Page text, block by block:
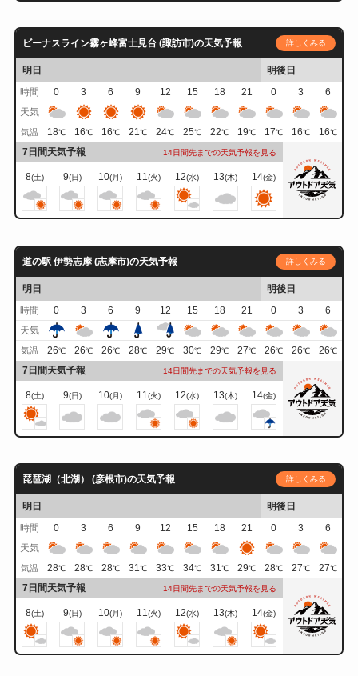
ビーナスライン霧ヶ峰富士見台 (諏訪市)の天気予報 詳しくみる
明日
明後日
時間
0 3 6 9 12 15 18 21 0 3
6
天気
気温 18℃ 16℃ 16℃ 21℃ 24℃ 25℃ 22℃ 19℃ 17℃ 16℃ 16℃
7日間天気予報 14日間先までの天気予報を見る
8(土) 9(日) 10(月) 11(火) 12(水) 13(木) 14(金)
道の駅 伊勢志摩 (志摩市)の天気予報 詳しくみる
明日
明後日
時間
0 3 6 9 12 15 18 21 0 3
6
天気
気温 26℃ 26℃ 26℃ 28℃ 29℃ 30℃ 29℃ 27℃ 26℃ 26℃ 26℃
7日間天気予報 14日間先までの天気予報を見る
8(土) 9(日) 10(月) 11 (火) 12(水) 13(木) 14(金)
琵琶湖（北湖） (彦根市)の天気予報 詳しくみる
明日
明後日
時間
0 3 6 9 12 15 18 21 0 3
6
天気
気温 28℃ 28℃ 28℃ 31℃ 33℃ 34℃ 31℃ 29℃ 28℃ 27℃ 27℃
7日間天気予報 14日間先までの天気予報を見る
8(土) 9(日) 10(月) 11 (火) 12(水) 13(木) 14(金)